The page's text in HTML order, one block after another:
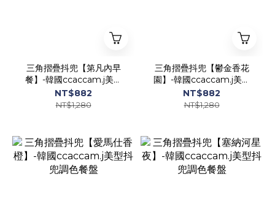
三角摺疊抖兜【第凡內早
餐】-韓國ccaccam.j美型
抖兜調色餐盤
NT$882
NT$1,280
三角摺疊抖兜【鬱金香花
園】-韓國ccaccam.j美型
抖兜調色餐盤
NT$882
NT$1,280